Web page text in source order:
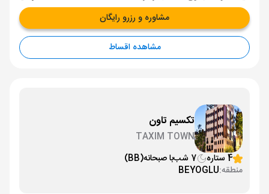
مشاوره و رزرو رایگان
مشاهده اقساط
تکسیم تاون
TAXIM TOWN
4 ستاره
7 شب با صبحانه(BB)
منطقه:BEYOGLU